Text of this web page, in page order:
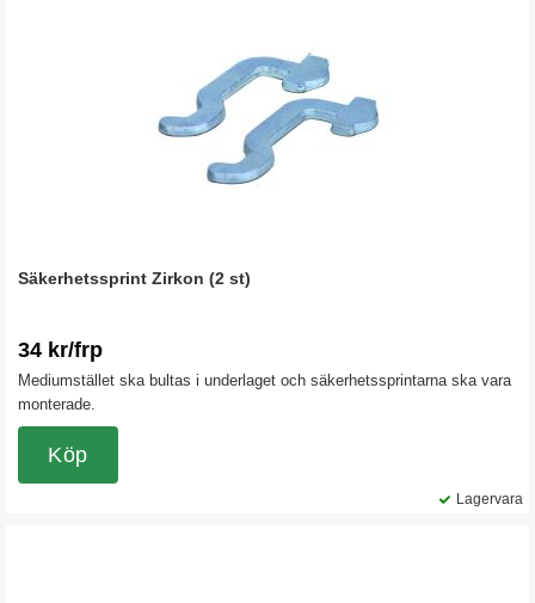
Säkerhetssprint Zirkon (2 st)
34 kr/frp
Mediumstället ska bultas i underlaget och säkerhetssprintarna ska vara
monterade.
Lagervara
Köp